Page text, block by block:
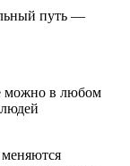
путь —
можно в любом